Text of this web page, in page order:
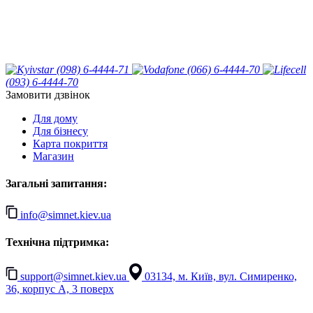
(098) 6-4444-71
(066) 6-4444-70
(093) 6-4444-70
Замовити дзвінок
Для дому
Для бізнесу
Карта покриття
Магазин
Загальні запитання:
info@simnet.kiev.ua
Технічна підтримка:
support@simnet.kiev.ua
03134, м. Київ, вул. Симиренко,
36, корпус А, 3 поверх